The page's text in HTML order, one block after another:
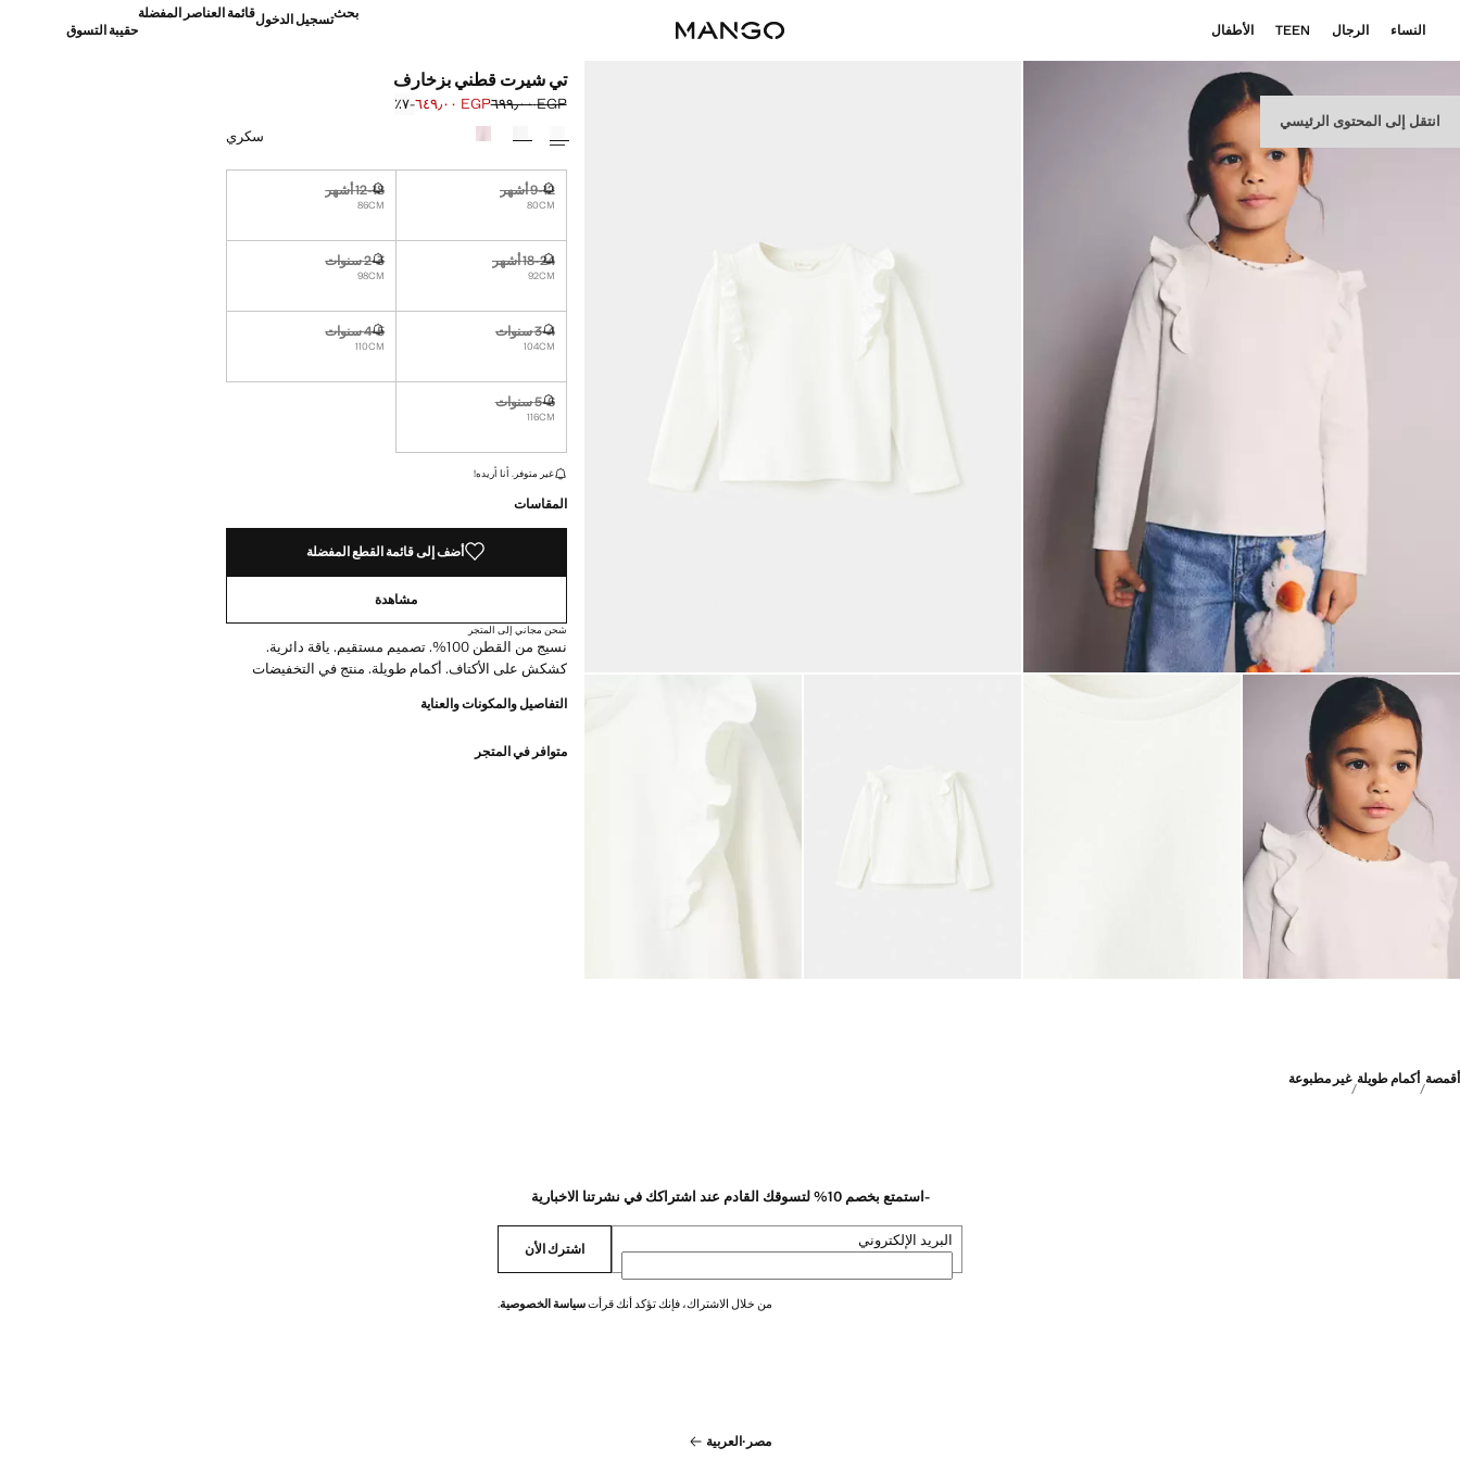
انتقل إلى المحتوى الرئيسي
النساء الرجال TEEN الأطفال
بحثتسجيل الدخولقائمة العناصر المفضلة
حقيبة التسوق
تي شيرت قطني بزخارف
السعر الأول محذوف [EGP ٦٩٩٫٠٠ ]
EGP ٦٩٩٫٠٠
السعر الحالي [EGP ٦٤٩٫٠٠ ]EGP ٦٤٩٫٠٠
؜-٧٪؜
سكري
9-12 أشهر
80CM
غير متوفر. أنا أريده!
12-18 أشهر
86CM
غير متوفر. أنا أريده!
18-24 أشهر
92CM
غير متوفر. أنا أريده!
2-3 سنوات
98CM
غير متوفر. أنا أريده!
3-4 سنوات
104CM
غير متوفر. أنا أريده!
4-5 سنوات
110CM
غير متوفر. أنا أريده!
5-6 سنوات
116CM
غير متوفر. أنا أريده!
القطع الأخيرة!
غير متوفر. أنا أريده!
المقاسات
أضف إلى قائمة القطع المفضلة
مشاهدة
شحن مجاني إلى المتجر
نسيج من القطن 100%. تصميم مستقيم. ياقة دائرية.
كشكش على الأكتاف. أكمام طويلة. منتج في التخفيضات
التفاصيل والمكونات والعناية
متوافر في المتجر
أقمصة أكمام طويلة غير مطبوعة
-استمتع بخصم 10% لتسوقك القادم عند اشتراكك في نشرتنا الاخبارية
البريد الإلكتروني اشترك الأن
من خلال الاشتراك، فإنك تؤكد أنك قرأتسياسة الخصوصية.
مصر ·العربية